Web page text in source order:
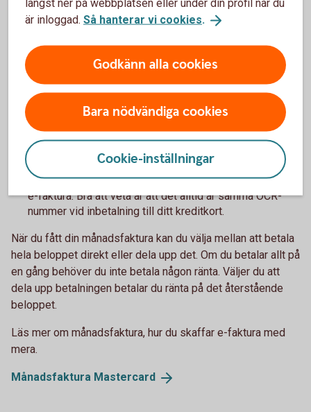
Månadsfaktura ger dig koll
När du betalar med ditt kreditkort får du alla dina inköp
och uttag samlade på en månadsfaktura. Detta hjälper
dig få bra koll på dina utgifter.
Du har upp till 55 dagars räntefri kredit. Exakt hur många
dagar beror på när i månaden du använde kortet.
Det enklaste sättet att få din månadsfaktura är som en
e-faktura. Bra att veta är att det alltid är samma OCR-
nummer vid inbetalning till ditt kreditkort.
När du fått din månadsfaktura kan du välja mellan att betala
hela beloppet direkt eller dela upp det. Om du betalar allt på
en gång behöver du inte betala någon ränta. Väljer du att
dela upp betalningen betalar du ränta på det återstående
beloppet.
Läs mer om månadsfaktura, hur du skaffar e-faktura med
mera.
Månadsfaktura Mastercard
längst ner på webbplatsen eller under din profil när du
är inloggad. Så hanterar vi cookies.
Godkänn alla cookies
Bara nödvändiga cookies
Cookie-inställningar